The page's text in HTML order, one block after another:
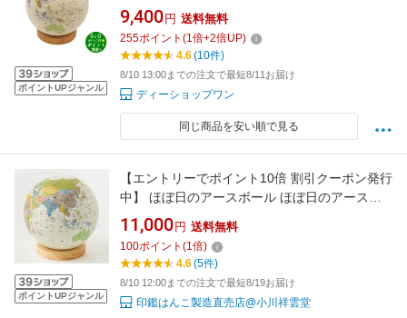
ポイントUPジャンル
のアースボール ジャーニー HOBONICHI【転送
不可】
9,400 円 送料無料
255ポイント (1倍+2倍UP)
4.6(10件)
8/10 13:00までの注文で最短8/11お届け
ディーショップワン
同じ商品を安い順で見る
ポイントUPジャンル
【エントリーでポイント10倍 割引クーポン発行
中】 ほぼ日のアースボール ほぼ日のアースボ
ール【 ジャーニー 】 地球儀 直径約20cm
子供用 知育玩具 世界地図 インテリア 入園 入学
お誕生日
11,000 円 送料無料
100ポイント (1倍)
4.6(5件)
8/10 12:00までの注文で最短8/19お届け
印鑑はんこ製造直売店@小川祥雲堂